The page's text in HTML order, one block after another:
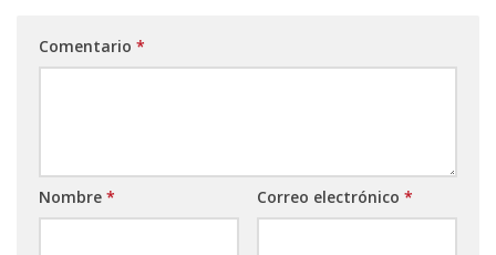
Comentario *
Nombre * Correo electrónico *